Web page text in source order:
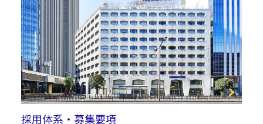
採用体系・募集要項